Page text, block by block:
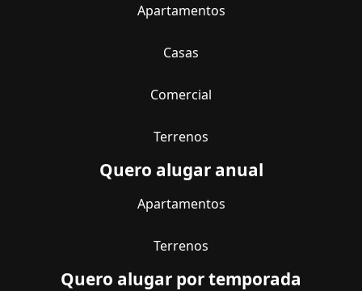
Apartamentos
Casas
Comercial
Terrenos
Quero alugar anual
Apartamentos
Terrenos
Quero alugar por temporada